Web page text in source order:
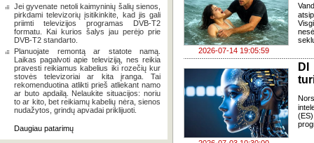
Jei gyvenate netoli kaimyninių šalių sienos,
pirkdami televizorių įsitikinkite, kad jis gali
priimti televizijos programas DVB-T2
formatu. Kai kurios šalys jau perėjo prie
DVB-T2 standarto.
Planuojate remontą ar statote namą.
Laikas pagalvoti apie televiziją, nes reikia
pravesti reikiamus kabelius iki rozečių kur
stovės televizoriai ar kita įranga. Tai
rekomenduotina atlikti prieš atliekant namo
ar buto apdailą. Nelaukite situacijos: noriu
to ar kito, bet reikiamų kabelių nėra, sienos
nudažytos, grindų apvadai priklijuoti.
Daugiau patarimų
2026-07-14 19:05:59